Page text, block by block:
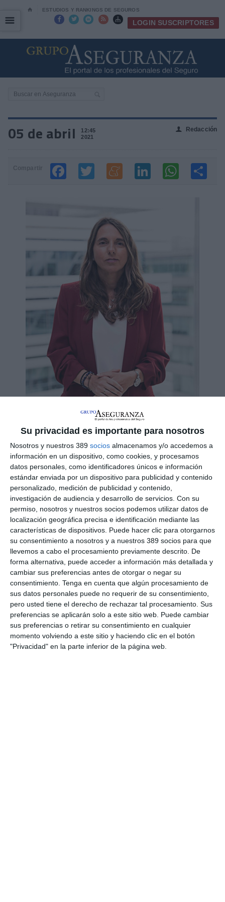
Su privacidad es importante para nosotros
Nosotros y nuestros 389 socios almacenamos y/o accedemos a
información en un dispositivo, como cookies, y procesamos
datos personales, como identificadores únicos e información
estándar enviada por un dispositivo para publicidad y contenido
personalizado, medición de publicidad y contenido,
investigación de audiencia y desarrollo de servicios. Con su
permiso, nosotros y nuestros socios podemos utilizar datos de
localización geográfica precisa e identificación mediante las
características de dispositivos. Puede hacer clic para otorgarnos
su consentimiento a nosotros y a nuestros 389 socios para que
llevemos a cabo el procesamiento previamente descrito. De
forma alternativa, puede acceder a información más detallada y
cambiar sus preferencias antes de otorgar o negar su
consentimiento. Tenga en cuenta que algún procesamiento de
sus datos personales puede no requerir de su consentimiento,
pero usted tiene el derecho de rechazar tal procesamiento. Sus
preferencias se aplicarán solo a este sitio web. Puede cambiar
sus preferencias o retirar su consentimiento en cualquier
momento volviendo a este sitio y haciendo clic en el botón
"Privacidad" en la parte inferior de la página web.
⌂ ESTUDIOS Y RANKINGS DE SEGUROS
     LOGIN SUSCRIPTORES
☰
☰
05 de abril
12:45
2021
👤 Redacción
A.M.A. renueva la cobertura de médicos
ante agresiones
ha destacado que continuará apoyando a los
profesionales sanitarios ante agresiones cometidas contra ellos
de manera
física, psíquica o verbal
actividad profesional. Tanto la mutua como su fundación se han
sumado a continuar colaborando "en la defensa y protección
de los médicos, combatiendo esta lacra social que suponen las
agresiones al colectivo sanitario", explican. La firma de esta
renovación corrió a cargo de los presidentes de A.M.A. y de la
fundación,Luis CamposyDiego Murillo, respectivamente.
LO ÚLTIMO
La verdad sobre la IA en el seguro: qué funciona ya y qué sigue
siendo una promesa
Munich Re alcanza un beneficio de casi 4.000 millones y
mantiene sus previsiones para 2026